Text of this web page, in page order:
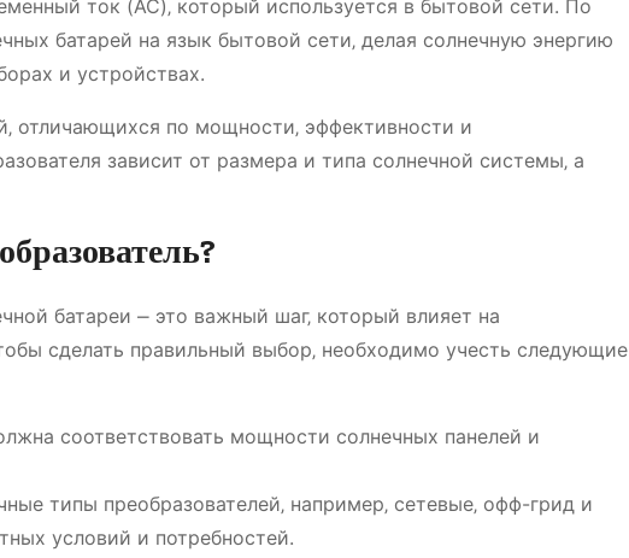
ток (AC)‚ который используется в бытовой сети. По
батарей на язык бытовой сети‚ делая солнечную энергию
и устройствах.
отличающихся по мощности‚ эффективности и
зависит от размера и типа солнечной системы‚ а
батареи ⎼ это важный шаг‚ который влияет на
сделать правильный выбор‚ необходимо учесть следующие
соответствовать мощности солнечных панелей и
типы преобразователей‚ например‚ сетевые‚ офф-грид и
условий и потребностей.